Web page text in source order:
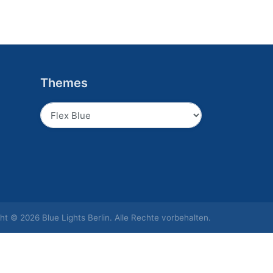
Themes
© 2026 Blue Lights Berlin. Alle Rechte vorbehalten.